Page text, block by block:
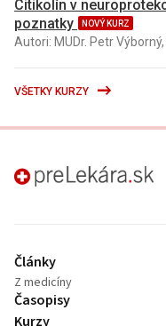
Citikolín v
poznatky
NOVÝ KURZ
Autori: MUDr. Petr Výborný,
VŠETKY KURZY
preLekára.sk
Články
Z medicíny
Časopisy
Kurzy